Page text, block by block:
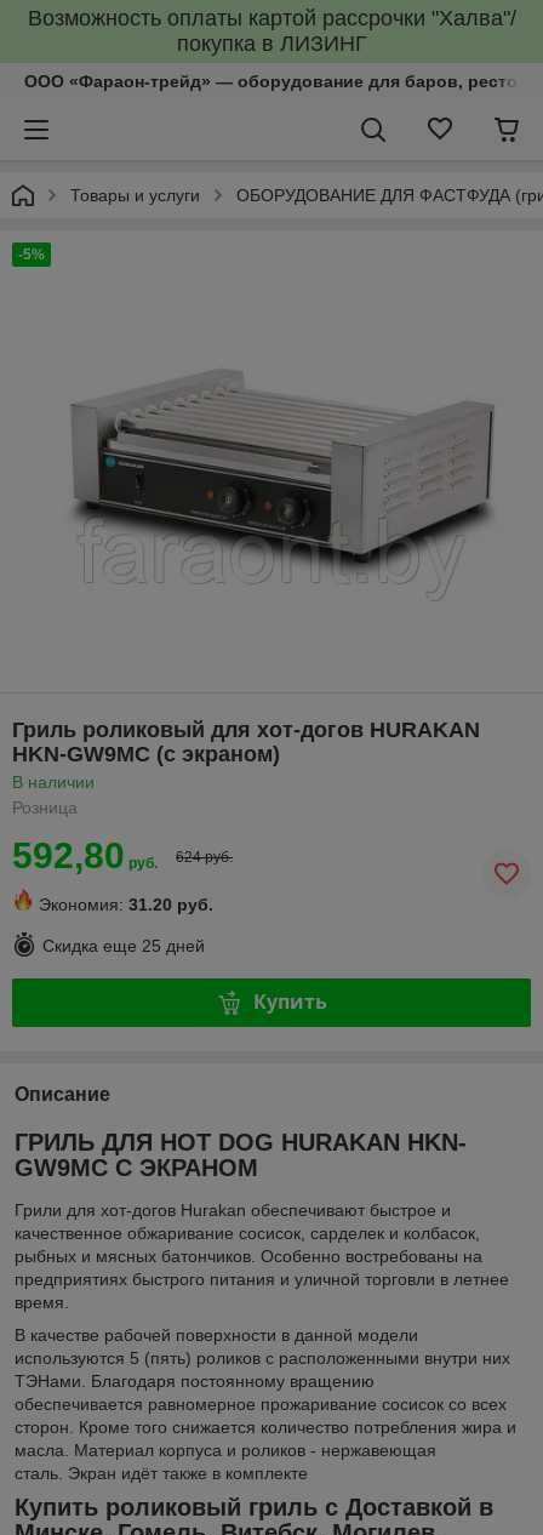
Возможность оплаты картой рассрочки "Халва"/
покупка в ЛИЗИНГ
ООО «Фараон-трейд»‎ — оборудование для баров,
Товары и услуги ОБОРУДОВАНИЕ ДЛЯ ФАСТФУДА
-5%
Гриль роликовый для хот-догов HURAKAN
HKN-GW9MC (с экраном)
В наличии
Розница
592,80 руб. 624 руб.
Экономия: 31.20 руб.
Скидка еще 25 дней
Купить
Описание
ГРИЛЬ ДЛЯ HOT DOG HURAKAN HKN-
GW9MC С ЭКРАНОМ
Грили для хот-догов Hurakan обеспечивают быстрое и
качественное обжаривание сосисок, сарделек и колбасок,
рыбных и мясных батончиков. Особенно востребованы на
предприятиях быстрого питания и уличной торговли в летнее
время.
В качестве рабочей поверхности в данной модели
используются 5 (пять) роликов с расположенными внутри них
ТЭНами. Благодаря постоянному вращению
обеспечивается равномерное прожаривание сосисок со всех
сторон. Кроме того снижается количество потребления жира и
масла. Материал корпуса и роликов - нержавеющая
сталь. Экран идёт также в комплекте
Купить роликовый гриль с Доставкой в